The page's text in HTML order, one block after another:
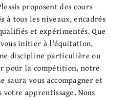
proposent des cours
à tous les niveaux, encadrés
et expérimentés. Que
initier à l'équitation,
discipline particulière ou
pour la compétition, notre
saura vous accompagner et
votre apprentissage. Nous